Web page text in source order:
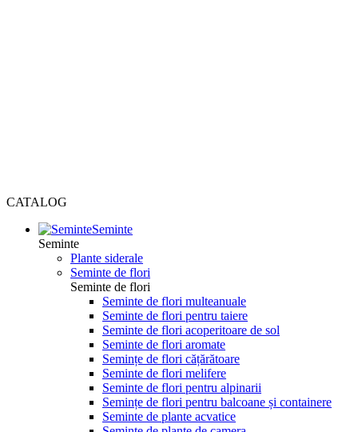
CATALOG
Seminte
Seminte
Plante siderale
Seminte de flori
Seminte de flori
Seminte de flori multeanuale
Seminte de flori pentru taiere
Seminte de flori acoperitoare de sol
Seminte de flori aromate
Semințe de flori cățărătoare
Seminte de flori melifere
Seminte de flori pentru alpinarii
Semințe de flori pentru balcoane și containere
Seminte de plante acvatice